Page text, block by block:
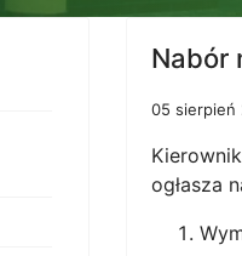
Nabór
05 sierpień
ogłasza